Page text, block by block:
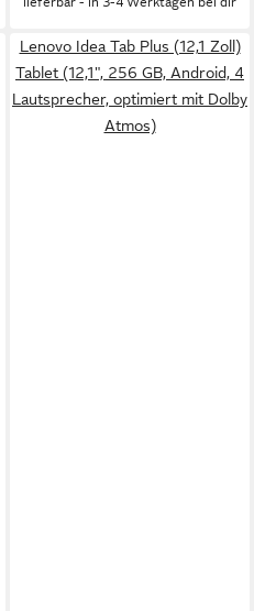
Lenovo Idea Tab Plus (12,1 Zoll)
Tablet (12,1", 256 GB, Android, 4
Lautsprecher, optimiert mit Dolby
Atmos)